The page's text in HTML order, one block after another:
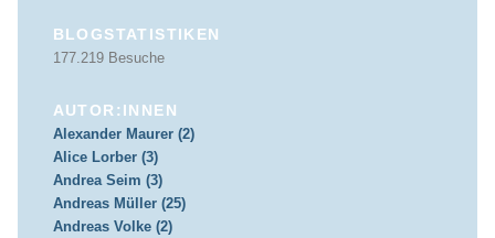
BLOGSTATISTIKEN
177.219 Besuche
AUTOR:INNEN
Alexander Maurer (2)
Alice Lorber (3)
Andrea Seim (3)
Andreas Müller (25)
Andreas Volke (2)